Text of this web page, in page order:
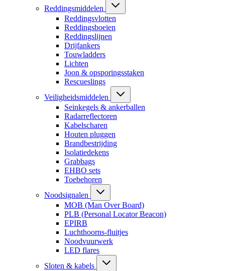
Reddingsmiddelen
Reddingsvlotten
Reddingsboeien
Reddingslijnen
Drijfankers
Touwladders
Lichten
Joon & opsporingsstaken
Rescueslings
Veiligheidsmiddelen
Seinkegels & ankerballen
Radarreflectoren
Kabelscharen
Houten pluggen
Brandbestrijding
Isolatiedekens
Grabbags
EHBO sets
Toebehoren
Noodsignalen
MOB (Man Over Board)
PLB (Personal Locator Beacon)
EPIRB
Luchthoorns-fluitjes
Noodvuurwerk
LED flares
Sloten & kabels